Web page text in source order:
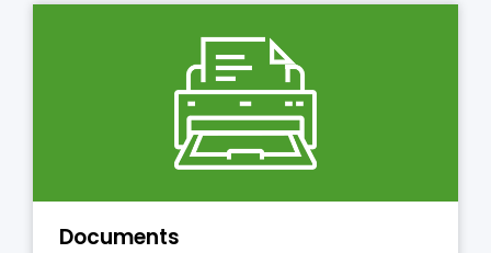
Documents